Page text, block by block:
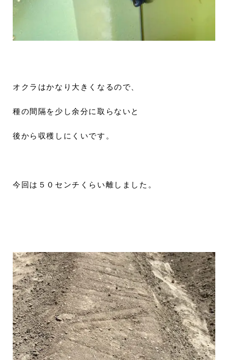
オクラはかなり大きくなるので、
種の間隔を少し余分に取らないと
後から収穫しにくいです。
今回は５０センチくらい離しました。